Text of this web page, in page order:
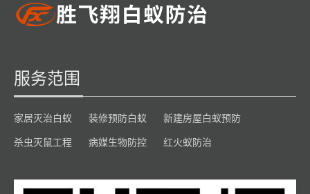
服务范围
家居灭治白蚁 装修预防白蚁 新建房屋白蚁预防
杀虫灭鼠工程 病媒生物防控 红火蚁防治